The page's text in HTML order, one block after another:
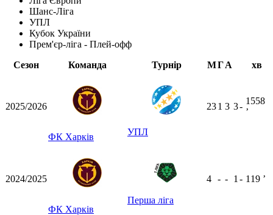
Шанс-Ліга
УПЛ
Кубок України
Прем'єр-ліга - Плей-офф
Сезон
Команда Турнір МГА хв
2025/2026
ФК Харків УПЛ
231 3 3-
1558
ʼ
2024/2025
ФК Харків
Перша ліга
4 - - 1 - 119 ʼ